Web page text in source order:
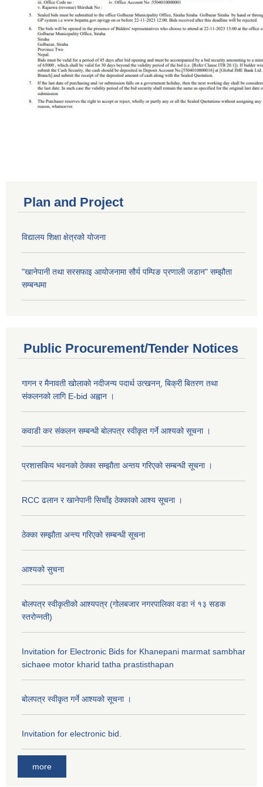
Plan and Project
विद्यालय शिक्षा क्षेत्रको योजना
"खानेपानी तथा सरसफाइ आयोजनामा सौर्य पम्पिङ प्रणाली जडान" सम्झौता
सम्बन्धमा
Public Procurement/Tender Notices
गागन र मैनावती खोलाको नदीजन्य पदार्थ उत्खनन्, बिक्री बितरण तथा
संकलनको लागि E-bid अह्वान ।
कवाडी कर संकलन सम्बन्धी बोलपत्र स्वीकृत गर्ने आश्यको सूचना ।
प्रशासकिय भवनको ठेक्का सम्झौता अन्तय गरिएको सम्बन्धी सूचना ।
RCC ढलान र खानेपानी सिचाँइ ठेक्काको आश्य सूचना ।
ठेक्का सम्झौता अन्त्य गरिएको सम्बन्धी सूचना
आश्यको सुचना
बोलपत्र स्वीकृतीको आश्यपत्र (गोलबजार नगरपालिका वडा नं १३ सडक
स्तरोन्नती)
Invitation for Electronic Bids for Khanepani marmat sambhar
sichaee motor kharid tatha prastisthapan
बोलपत्र स्वीकृत गर्ने आश्यको सूचना ।
Invitation for electronic bid.
more